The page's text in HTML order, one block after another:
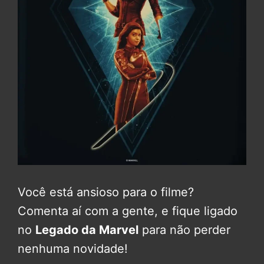
Você está ansioso para o filme?
Comenta aí com a gente, e fique ligado
no Legado da Marvel para não perder
nenhuma novidade!